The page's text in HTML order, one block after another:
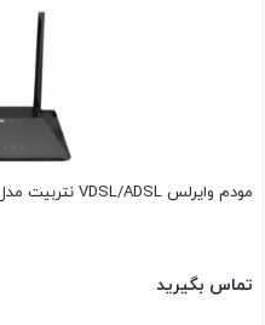
مودم وایرلس VDSL/ADSL نتربیت مدل Neterbit NSL-224
تماس بگیرید